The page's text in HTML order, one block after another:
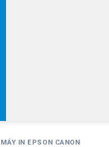
IN EPSON CANON